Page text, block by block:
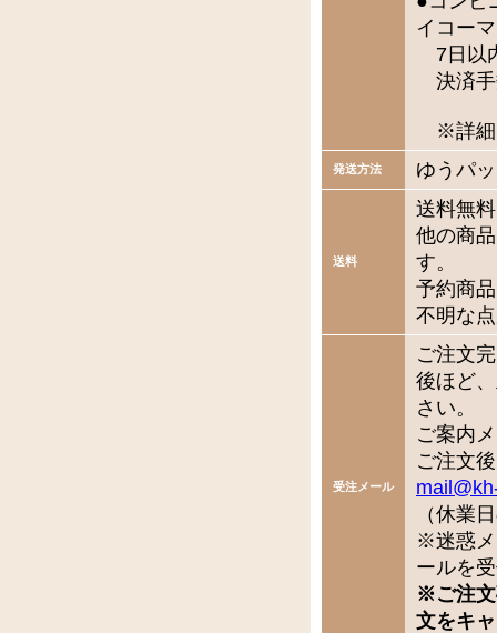
イコー
7日以
決済手
※詳細
発送方法 ゆうパ
送料
送料無料
他の商
す。
予約商
不明な
受注メール
ご注文
後ほど
さい。
ご案内
ご注文
（休業
※迷惑メ
ールを
※ご注文
文をキ